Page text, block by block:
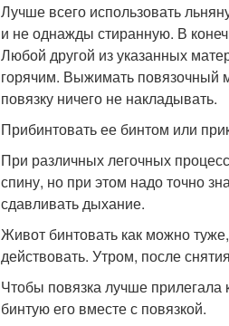
Лучше всего использовать
и не однажды стиранную. В
Любой другой из указанных
горячим. Выжимать повязочный
повязку ничего не накладывать.
Прибинтовать ее бинтом или
При различных легочных
спину, но при этом надо точно
сдавливать дыхание.
Живот бинтовать как можно
действовать. Утром, после
Чтобы повязка лучше
бинтую его вместе с повязкой.